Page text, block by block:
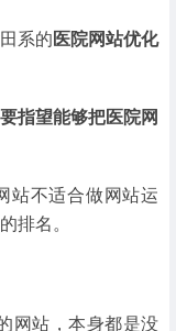
系的 医院网站优化
指望能够把医院网
站不适合做网站运
排名。
网站，本身都是没